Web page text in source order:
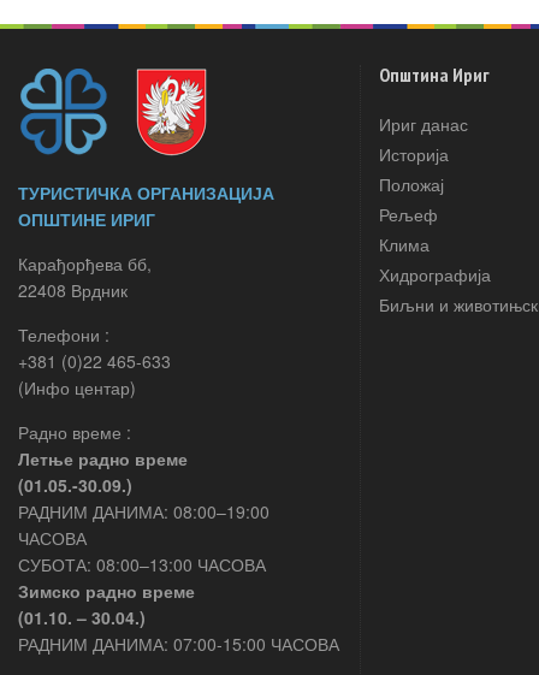
ТУРИСТИЧКА ОРГАНИЗАЦИЈА
ОПШТИНЕ ИРИГ
Карађорђева бб,
22408 Врдник
Телефони :
+381 (0)22 465-633
(Инфо центар)
Радно време :
Летње радно време
(01.05.-30.09.)
РАДНИМ ДАНИМА: 08:00–19:00
ЧАСОВА
СУБОТА: 08:00–13:00 ЧАСОВА
Зимско радно време
(01.10. – 30.04.)
РАДНИМ ДАНИМА: 07:00-15:00 ЧАСОВА
Општина Ириг
Ириг данас
Историја
Положај
Рељеф
Клима
Хидрографија
Биљни и